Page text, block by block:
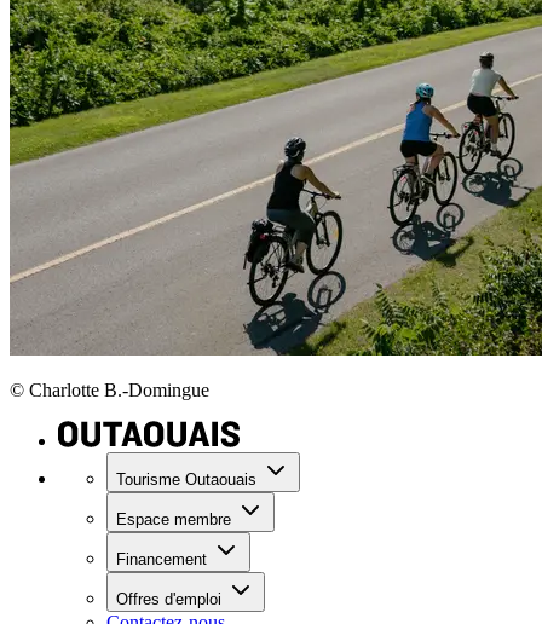
© Charlotte B.-Domingue
Tourisme Outaouais
Espace membre
Financement
Offres d'emploi